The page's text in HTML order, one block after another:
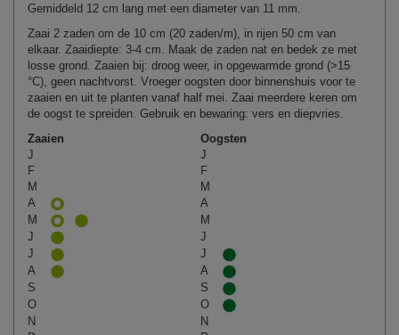
Gemiddeld 12 cm lang met een diameter van 11 mm.
Zaai 2 zaden om de 10 cm (20 zaden/m), in rijen 50 cm van
elkaar. Zaaidiepte: 3-4 cm. Maak de zaden nat en bedek ze met
losse grond. Zaaien bij: droog weer, in opgewarmde grond (>15
°C), geen nachtvorst. Vroeger oogsten door binnenshuis voor te
zaaien en uit te planten vanaf half mei. Zaai meerdere keren om
de oogst te spreiden. Gebruik en bewaring: vers en diepvries.
Zaaien
Oogsten
J
J
F
F
M
M
A
A
M
M
J
J
J
J
A
A
S
S
O
O
N
N